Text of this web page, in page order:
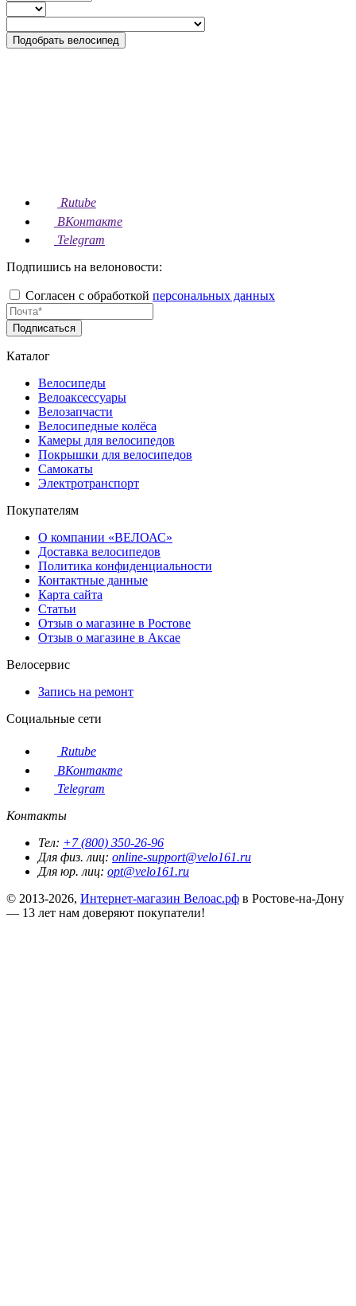
Подобрать велосипед
Rutube
ВКонтакте
Telegram
Подпишись на велоновости:
Согласен с обработкой персональных данных
Подписаться
Каталог
Велосипеды
Велоаксессуары
Велозапчасти
Велосипедные колёса
Камеры для велосипедов
Покрышки для велосипедов
Самокаты
Электротранспорт
Покупателям
О компании «ВЕЛОАС»
Доставка велосипедов
Политика конфиденциальности
Контактные данные
Карта сайта
Статьи
Отзыв о магазине в Ростове
Отзыв о магазине в Аксае
Велосервис
Запись на ремонт
Социальные сети
Rutube
ВКонтакте
Telegram
Контакты
Тел: +7 (800) 350-26-96
Для физ. лиц: online-support@velo161.ru
Для юр. лиц: opt@velo161.ru
© 2013-2026, Интернет-магазин Велоас.рф в Ростове-на-Дону
— 13 лет нам доверяют покупатели!